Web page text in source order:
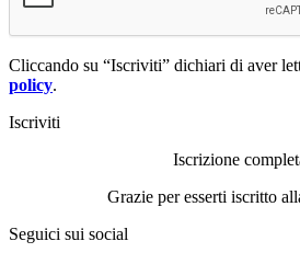
Cliccando su “Iscriviti” dichiari di aver
policy.
Iscriviti
Iscrizione
Grazie per esserti iscritto
Seguici sui social